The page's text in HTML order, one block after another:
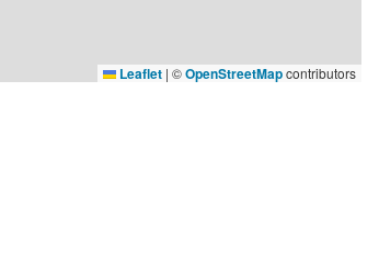
Leaflet | ©OpenStreetMapcontributors